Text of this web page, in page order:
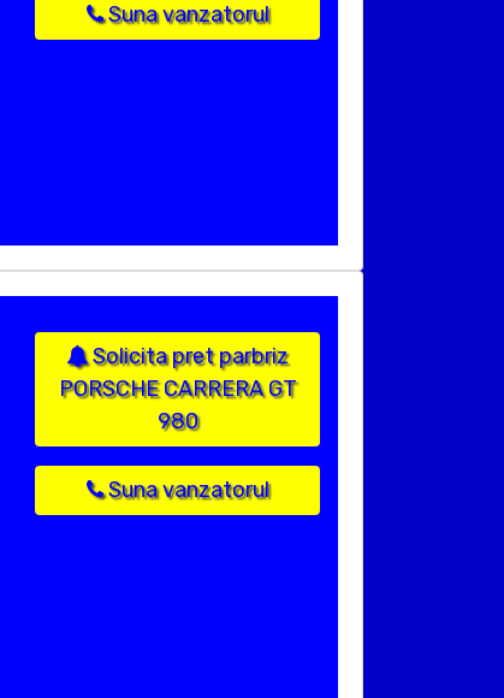
Suna vanzatorul
Solicita pret parbriz
PORSCHE CARRERA GT
980
Suna vanzatorul